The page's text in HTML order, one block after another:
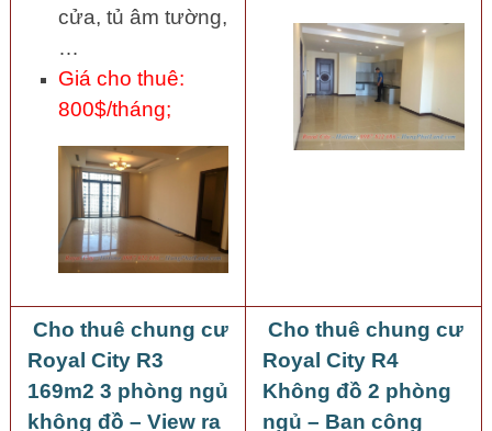
cửa, tủ âm tường,
…
Giá cho thuê:
800$/tháng;
Cho thuê chung cư
Royal City R3
169m2 3 phòng ngủ
không đồ – View ra
Cho thuê chung cư
Royal City R4
Không đồ 2 phòng
ngủ – Ban công